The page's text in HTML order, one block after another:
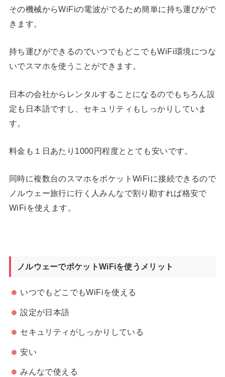
その機械からWiFiの電波がでるため簡単に持ち運びがで
きます。
持ち運びができるのでいつでもどこでもWiFi環境につな
いでスマホを使うことができます。
日本の会社からレンタルすることになるのでもちろん設
定も日本語ですし、セキュリティもしっかりしていま
す。
料金も１日あたり1000円程度ととても安いです。
同時に複数台のスマホをポケットWiFiに接続できるので
ノルウェー旅行に行く人みんなで割り勘すれば格安で
WiFiを使えます。
ノルウェーでポケットWiFiを使うメリット
いつでもどこでもWiFiを使える
設定が日本語
セキュリティがしっかりしている
安い
みんなで使える